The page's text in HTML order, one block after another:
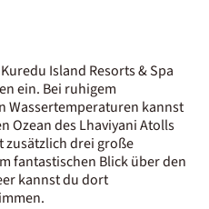
Island Resorts & Spa
ein. Bei ruhigem
Wassertemperaturen kannst
Ozean des Lhaviyani Atolls
zusätzlich drei große
fantastischen Blick über den
kannst du dort